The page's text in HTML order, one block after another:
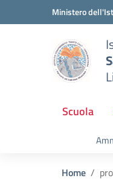
Vai ai contenuti
Vai al menu di navigazione
Ministero
Scuola
Home